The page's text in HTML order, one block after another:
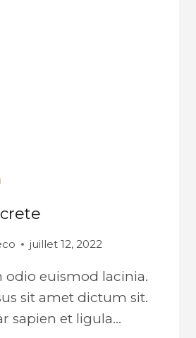
juillet 12, 2022
odio euismod lacinia.
sit amet dictum sit.
sapien et ligula…